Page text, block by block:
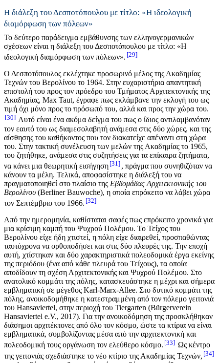
Η διάλεξη του Δεσποτόπουλου με τίτλο: «Η ιδεολογική
διαμόρφωση των πόλεων»
Το δεύτερο παράδειγμα εμβάθυνσης των ελληνογερμανικών
σχέσεων είναι η διάλεξη του Δεσποτόπουλου με τίτλο: «Η
ιδεολογική διαμόρφωση των πόλεων». 29
Ο Δεσποτόπουλος εκλέχτηκε προσωρινό μέλος της Ακαδημίας
Τεχνών του Βερολίνου το 1964. Στην ευχαριστήρια απαντητική
επιστολή του προς τον πρόεδρο του Τμήματος Αρχιτεκτονικής της
Ακαδημίας, Max Taut, έγραφε πως εκλάμβανε την εκλογή του ως
τιμή όχι μόνο προς το πρόσωπό του, αλλά και προς την χώρα του.
30
Αυτό είναι ένα ακόμα δείγμα του πως ο ίδιος αντιλαμβανόταν
τον εαυτό του ως διαμεσολαβητή ανάμεσα στις δύο χώρες, και της
αίσθησης του καθήκοντος που τον διακατείχε απέναντι στη χώρα
του. Στην τακτική συνέλευση των μελών της Ακαδημίας το 1965,
του ζητήθηκε, ανάμεσα στις συζητήσεις για τα επίκαιρα ζητήματα,
να κάνει μια θεωρητική εισήγηση 31
, πράγμα που συνηθιζόταν να
κάνουν τα μέλη. Τελικά, αποφασίστηκε η διάλεξή του να
πραγματοποιηθεί στο πλαίσιο της Εβδομάδας Αρχιτεκτονικής του
Βερολίνου (Berliner Bauwoche), η οποία επρόκειτο να λάβει χώρα
τον Σεπτέμβριο του 1966. 32
Από την ημερομηνία, καθίσταται σαφές πως επρόκειτο χρονικά για
μια κρίσιμη καμπή του Ψυχρού Πολέμου. Το Τείχος του
Βερολίνου είχε ήδη χτιστεί, η πόλη είχε διαιρεθεί, προσπαθώντας
ταυτόχρονα να ορθοποδήσει και στις δύο πλευρές της. Την εποχή
αυτή, χτίστηκαν και δύο χαρακτηριστικά πολεοδομικά έργα εκείνης
της περιόδου (ένα από κάθε πλευρά του Τείχους), τα οποία
αποδίδουν τη σχέση Αρχιτεκτονικής και Ψυχρού Πολέμου. Στο
ανατολικό κομμάτι της πόλης, κατασκευάστηκε η μέχρι και σήμερα
εμβληματική σε μέγεθος Karl-Marx-Allee. Στο δυτικό κομμάτι της
πόλης, ανοικοδομήθηκε η κατεστραμμένη από τον πόλεμο γειτονιά
του Hansaviertel, στην περιοχή του Tiergarten (Bürgerverein
Hansaviertel e.V., 2017). Για την ανοικοδόμηση της προσκλήθηκαν
διάσημοι αρχιτέκτονες από όλο τον κόσμο, ώστε τα κτίρια να είναι
εμβληματικά, συμβολίζοντας μέσα από την αρχιτεκτονική και
πολεοδομική τους οργάνωση τον ελεύθερο κόσμο. 33
Ως κέντρο
της γειτονιάς σχεδιάστηκε το νέο κτίριο της Ακαδημίας Τεχνών, 34